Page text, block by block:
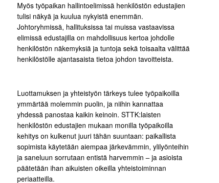
Myös työpaikan hallintoelimissä henkilöstön edustajien
tulisi näkyä ja kuulua nykyistä enemmän.
Johtoryhmissä, hallituksissa tai muissa vastaavissa
elimissä edustajilla on mahdollisuus kertoa johdolle
henkilöstön näkemyksiä ja tuntoja sekä toisaalta välittää
henkilöstölle ajantasaista tietoa johdon tavoitteista.
Luottamuksen ja yhteistyön tärkeys tulee työpaikoilla
ymmärtää molemmin puolin, ja niihin kannattaa
yhdessä panostaa kaikin keinoin. STTK:laisten
henkilöstön edustajien mukaan monilla työpaikoilla
kehitys on kulkenut juuri tähän suuntaan: paikallista
sopimista käytetään aiempaa järkevämmin, ylilyönteihin
ja saneluun sorrutaan entistä harvemmin – ja asioista
päätetään ihan aikuisten oikeilla yhteistoiminnan
periaatteilla.